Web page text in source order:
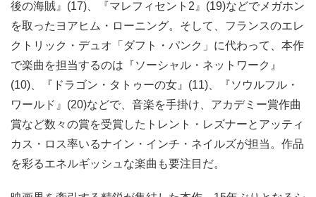
後の海賊』(17)、『マレフィセント2』(19)などでメガホン
を取ったヨアヒム・ローニング。そして、フランスのエレ
クトリック・デュオ「ダフト・パンク」に代わって、本作
で楽曲を担当するのは『ソーシャル・ネットワーク』
(10)、『ドラゴン・タトゥーの女』(11)、『ソウルフル・
ワールド』(20)などで、音楽を手掛け、アカデミー賞作曲
賞など数々の賞を受賞したトレント・レズナーとアッティ
カス・ロス率いるナイン・インチ・ネイルズが担当。作品
を彩るエネルギッシュな楽曲も要注目だ。